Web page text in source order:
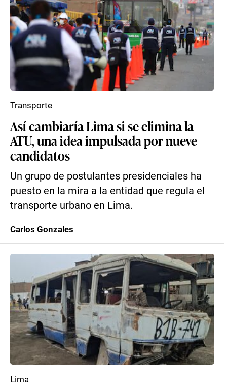
Así cambiaría Lima si se elimina la
ATU, una idea impulsada por nueve
candidatos
Un grupo de postulantes presidenciales ha
puesto en la mira a la entidad que regula el
transporte urbano en Lima.
Transporte
Carlos Gonzales
Lima